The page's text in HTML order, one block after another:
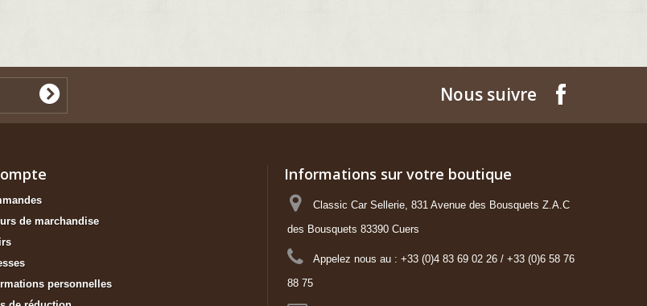
Nous suivre
de marchandise
personnelles
Informations sur votre boutique
Classic Car Sellerie, 831 Avenue des Bousquets Z.A.C
des Bousquets 83390 Cuers
Appelez nous au : +33 (0)4 83 69 02 26 / +33 (0)6 58 76
88 75